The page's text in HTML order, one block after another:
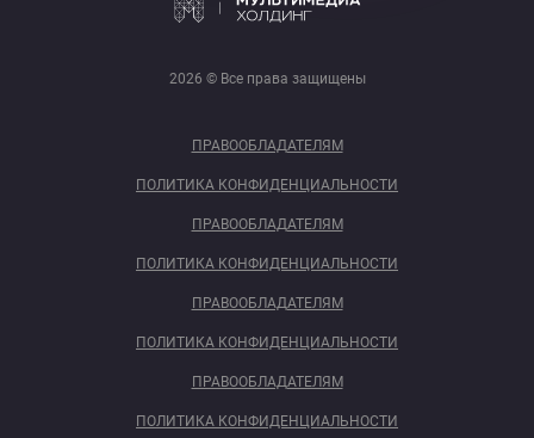
2026 © Все права защищены
ПРАВООБЛАДАТЕЛЯМ
ПОЛИТИКА КОНФИДЕНЦИАЛЬНОСТИ
ПРАВООБЛАДАТЕЛЯМ
ПОЛИТИКА КОНФИДЕНЦИАЛЬНОСТИ
ПРАВООБЛАДАТЕЛЯМ
ПОЛИТИКА КОНФИДЕНЦИАЛЬНОСТИ
ПРАВООБЛАДАТЕЛЯМ
ПОЛИТИКА КОНФИДЕНЦИАЛЬНОСТИ